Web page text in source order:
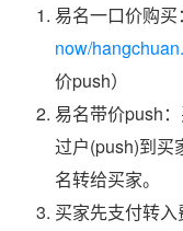
易名一口价购买：
now/
价push）
易名带价push
过户(push)到买
名转给买家。
买家先支付转